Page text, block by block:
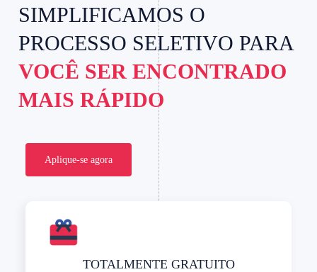
SIMPLIFICAMOS O
PROCESSO SELETIVO PARA
VOCÊ SER ENCONTRADO
MAIS RÁPIDO
Aplique-se agora
TOTALMENTE GRATUITO